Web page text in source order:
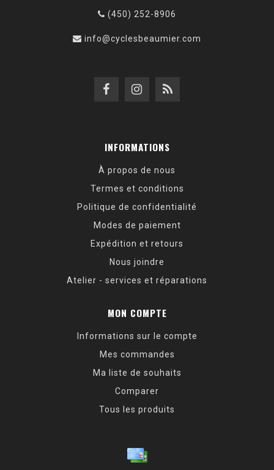
(450) 252-8906
info@cyclesbeaumier.com
INFORMATIONS
À propos de nous
Termes et conditions
Politique de confidentialité
Modes de paiement
Expédition et retours
Nous joindre
Atelier - services et réparations
MON COMPTE
Informations sur le compte
Mes commandes
Ma liste de souhaits
Comparer
Tous les produits